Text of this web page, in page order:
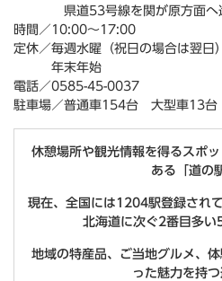
県道53号線を関が原方面へ
時間／10:00～17:00
定休／毎週水曜（祝日の場合は翌日）
年末年始
電話／0585-45-0037
駐車場／普通車154台 大型車13台
休憩場所や観光情報を得るスポ
ある「道の
現在、全国には1204駅登録され
北海道に次ぐ2番目多い
地域の特産品、ご当地グルメ、
った魅力を持つ